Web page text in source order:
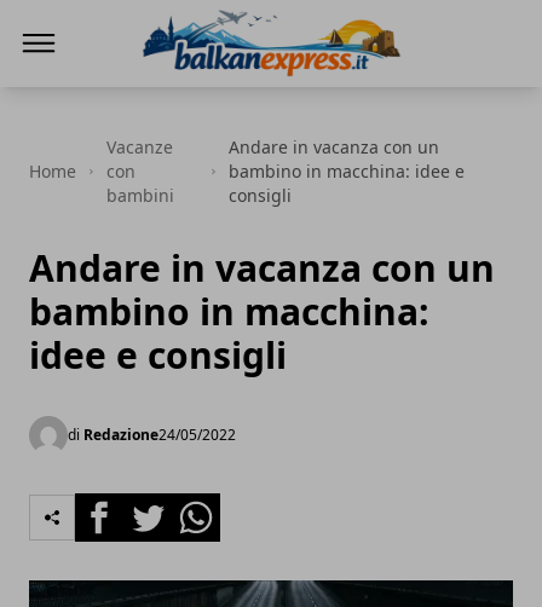
Home
Vacanze
con
bambini
Andare in vacanza con un
bambino in macchina: idee e
consigli
Andare in vacanza con un
bambino in macchina:
idee e consigli
di Redazione24/05/2022
FacebookTwitterWhatsapp